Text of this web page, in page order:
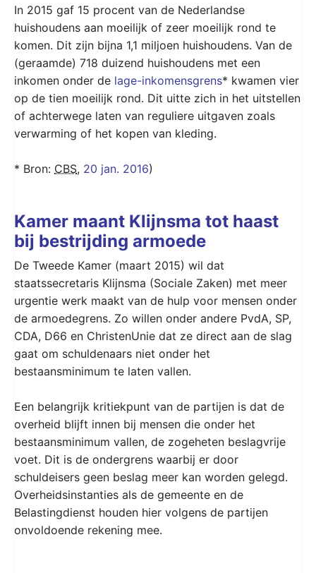
In 2015 gaf 15 procent van de Nederlandse
huishoudens aan moeilijk of zeer moeilijk rond te
komen. Dit zijn bijna 1,1 miljoen huishoudens. Van de
(geraamde) 718 duizend huishoudens met een
inkomen onder de lage-inkomensgrens* kwamen vier
op de tien moeilijk rond. Dit uitte zich in het uitstellen
of achterwege laten van reguliere uitgaven zoals
verwarming of het kopen van kleding.
* Bron: CBS, 20 jan. 2016)
Kamer maant Klijnsma tot haast
bij bestrijding armoede
De Tweede Kamer (maart 2015) wil dat
staatssecretaris Klijnsma (Sociale Zaken) met meer
urgentie werk maakt van de hulp voor mensen onder
de armoedegrens. Zo willen onder andere PvdA, SP,
CDA, D66 en ChristenUnie dat ze direct aan de slag
gaat om schuldenaars niet onder het
bestaansminimum te laten vallen.
Een belangrijk kritiekpunt van de partijen is dat de
overheid blijft innen bij mensen die onder het
bestaansminimum vallen, de zogeheten beslagvrije
voet. Dit is de ondergrens waarbij er door
schuldeisers geen beslag meer kan worden gelegd.
Overheidsinstanties als de gemeente en de
Belastingdienst houden hier volgens de partijen
onvoldoende rekening mee.